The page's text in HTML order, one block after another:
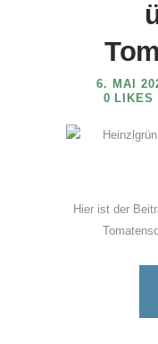
6. MAI
0 LIKES
Hier ist der